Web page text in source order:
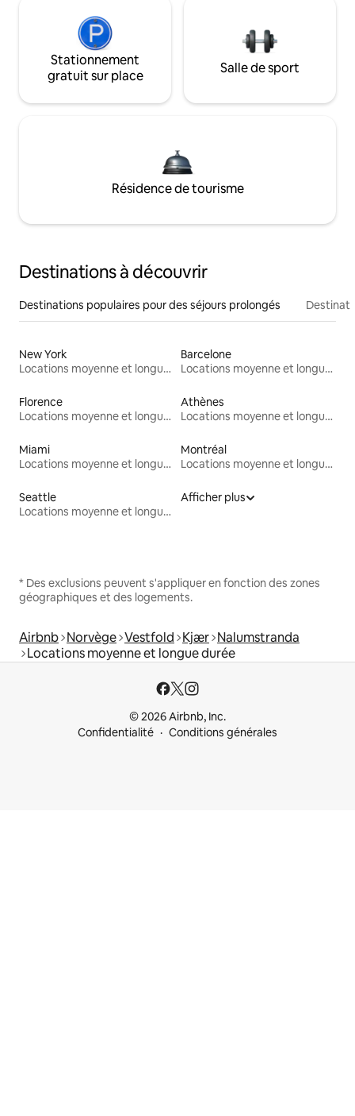
Stationnement
gratuit sur place
Salle de sport
Résidence de tourisme
Destinations à découvrir
Destinations populaires pour des séjours prolongés
New York
Locations moyenne et longue durée
Barcelone
Locations moyenne et longue durée
Florence
Locations moyenne et longue durée
Athènes
Locations moyenne et longue durée
Miami
Locations moyenne et longue durée
Montréal
Locations moyenne et longue durée
Seattle
Locations moyenne et longue durée
Afficher plus
* Des exclusions peuvent s'appliquer en fonction des zones
géographiques et des logements.
Airbnb Norvège Vestfold Kjær Nalumstranda
Locations moyenne et longue durée
© 2026 Airbnb, Inc.
Confidentialité
Conditions générales